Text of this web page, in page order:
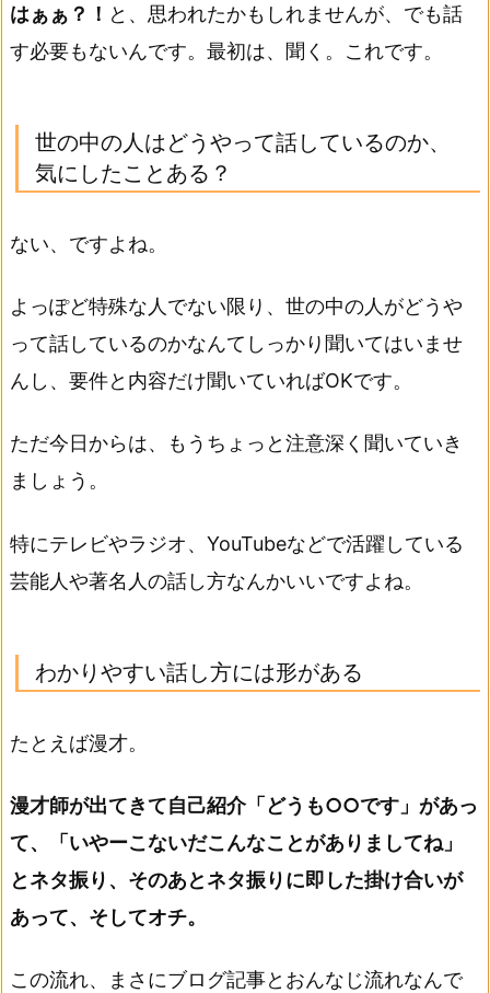
はぁぁ？！ と、思われたかもしれませんが、でも話
す必要もないんです。最初は、聞く。これです。
世の中の人はどうやって話しているのか、
気にしたことある？
ない、ですよね。
よっぽど特殊な人でない限り、世の中の人がどうや
って話しているのかなんてしっかり聞いてはいませ
んし、要件と内容だけ聞いていればOKです。
ただ今日からは、もうちょっと注意深く聞いていき
ましょう。
特にテレビやラジオ、YouTubeなどで活躍している
芸能人や著名人の話し方なんかいいですよね。
わかりやすい話し方には形がある
たとえば漫才。
漫才師が出てきて自己紹介「どうも○○です」があっ
て、「いやーこないだこんなことがありましてね」
とネタ振り、そのあとネタ振りに即した掛け合いが
あって、そしてオチ。
この流れ、まさにブログ記事とおんなじ流れなんで